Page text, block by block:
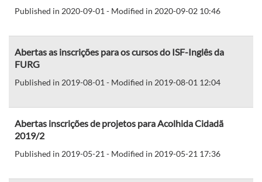
Published in 2020-09-01 - Modified in 2020-09-02 10:46
Abertas as inscrições para os cursos do ISF-Inglês da
FURG
Published in 2019-08-01 - Modified in 2019-08-01 12:04
Abertas inscrições de projetos para Acolhida Cidadã
2019/2
Published in 2019-05-21 - Modified in 2019-05-21 17:36